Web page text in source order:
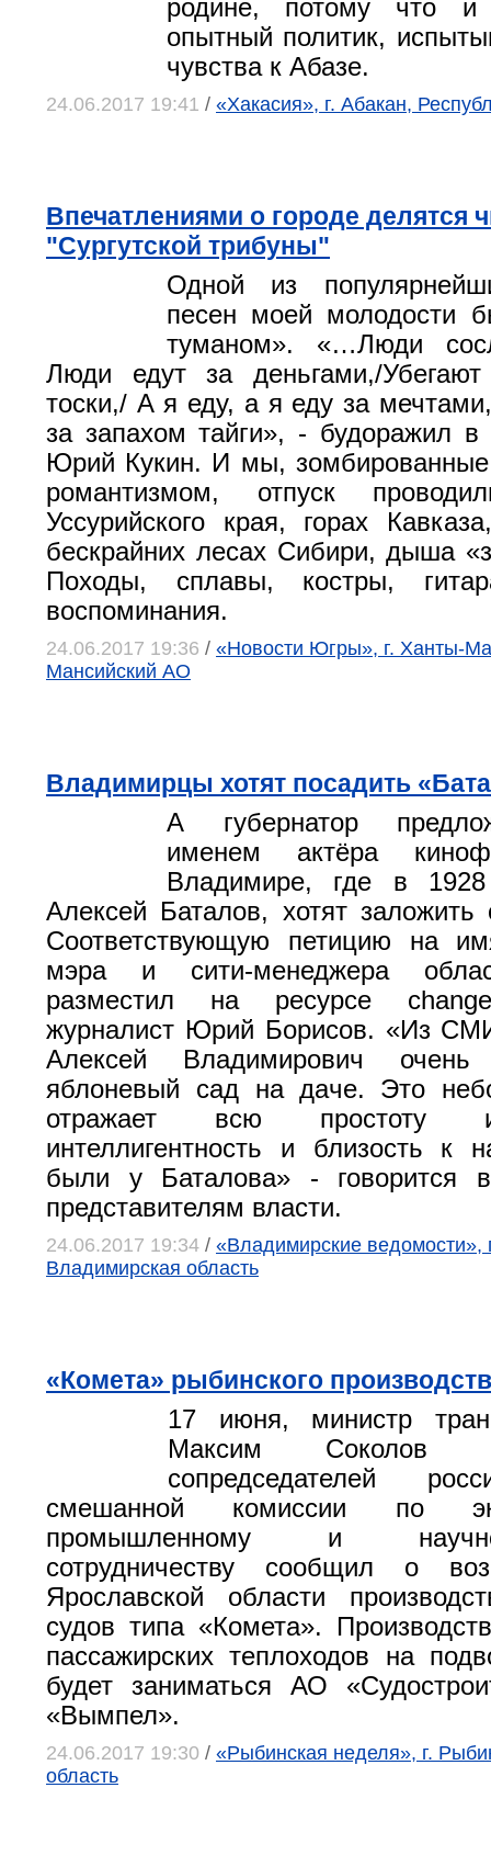
родине, потому что и
опытный политик,
чувства к Абазе.
24.06.2017 19:41 / «Хакасия», г. Абакан,
Впечатлениями о городе делятся
"Сургутской трибуны"
Одной из
песен моей молодости
туманом». «…Люди
Люди едут за деньгами,/
тоски,/ А я еду, а я еду за
за запахом тайги», - будоражил в
Юрий Кукин. И мы, зомбированные
романтизмом, отпуск
Уссурийского края, горах
бескрайних лесах Сибири, дыша
Походы, сплавы, костры,
воспоминания.
24.06.2017 19:36 / «Новости Югры», г. Ханты-
Мансийский АО
Владимирцы хотят посадить
А губернатор
именем актёра
Владимире, где в
Алексей Баталов, хотят
Соответствующую петицию на
мэра и сити-менеджера
разместил на ресурсе
журналист Юрий Борисов. «Из
Алексей Владимирович
яблоневый сад на даче. Это
отражает всю простоту
интеллигентность и близость к
были у Баталова» - говорится
представителям власти.
24.06.2017 19:34 / «Владимирские ведомости»,
Владимирская область
«Комета» рыбинского
17 июня, министр
Максим Соколов
сопредседателей
смешанной комиссии по
промышленному и научно-
сотрудничеству сообщил о
Ярославской области
судов типа «Комета».
пассажирских теплоходов на
будет заниматься АО
«Вымпел».
24.06.2017 19:30 / «Рыбинская неделя», г.
область